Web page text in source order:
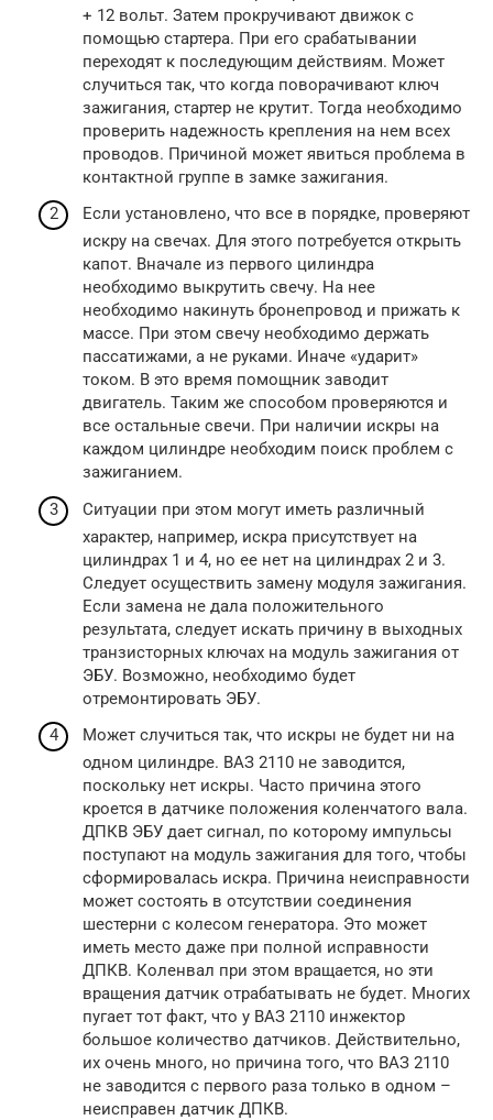
+ 12 вольт. Затем прокручивают движок с
помощью стартера. При его срабатывании
переходят к последующим действиям. Может
случиться так, что когда поворачивают ключ
зажигания, стартер не крутит. Тогда необходимо
проверить надежность крепления на нем всех
проводов. Причиной может явиться проблема в
контактной группе в замке зажигания.
Если установлено, что все в порядке, проверяют
искру на свечах. Для этого потребуется открыть
капот. Вначале из первого цилиндра
необходимо выкрутить свечу. На нее
необходимо накинуть бронепровод и прижать к
массе. При этом свечу необходимо держать
пассатижами, а не руками. Иначе «ударит»
током. В это время помощник заводит
двигатель. Таким же способом проверяются и
все остальные свечи. При наличии искры на
каждом цилиндре необходим поиск проблем с
зажиганием.
Ситуации при этом могут иметь различный
характер, например, искра присутствует на
цилиндрах 1 и 4, но ее нет на цилиндрах 2 и 3.
Следует осуществить замену модуля зажигания.
Если замена не дала положительного
результата, следует искать причину в выходных
транзисторных ключах на модуль зажигания от
ЭБУ. Возможно, необходимо будет
отремонтировать ЭБУ.
Может случиться так, что искры не будет ни на
одном цилиндре. ВАЗ 2110 не заводится,
поскольку нет искры. Часто причина этого
кроется в датчике положения коленчатого вала.
ДПКВ ЭБУ дает сигнал, по которому импульсы
поступают на модуль зажигания для того, чтобы
сформировалась искра. Причина неисправности
может состоять в отсутствии соединения
шестерни с колесом генератора. Это может
иметь место даже при полной исправности
ДПКВ. Коленвал при этом вращается, но эти
вращения датчик отрабатывать не будет. Многих
пугает тот факт, что у ВАЗ 2110 инжектор
большое количество датчиков. Действительно,
их очень много, но причина того, что ВАЗ 2110
не заводится с первого раза только в одном –
неисправен датчик ДПКВ.